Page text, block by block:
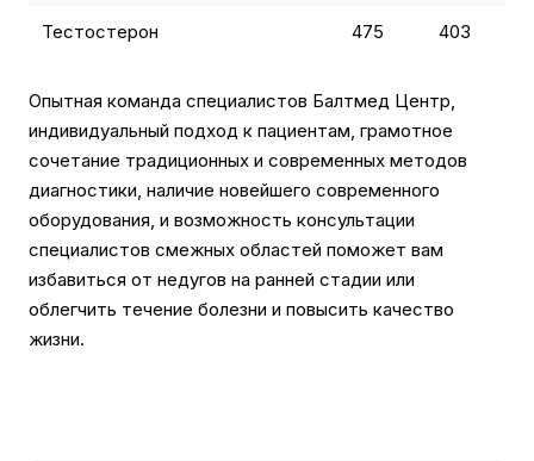
Тестостерон 475 403
Опытная команда специалистов Балтмед Центр,
индивидуальный подход к пациентам, грамотное
сочетание традиционных и современных методов
диагностики, наличие новейшего современного
оборудования, и возможность консультации
специалистов смежных областей поможет вам
избавиться от недугов на ранней стадии или
облегчить течение болезни и повысить качество
жизни.